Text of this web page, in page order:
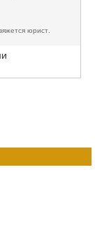
юрист.